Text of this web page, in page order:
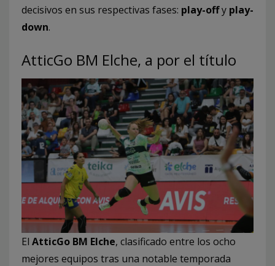
decisivos en sus respectivas fases: play-offy play-
down.
AtticGo BM Elche, a por el título
El AtticGo BM Elche, clasificado entre los ocho
mejores equipos tras una notable temporada